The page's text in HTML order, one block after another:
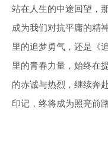
站在人生的中途回望，
成为我们对抗平庸的精
里的追梦勇气，还是《
里的青春力量，始终在
的赤诚与热烈，继续奔
印记，终将成为照亮前